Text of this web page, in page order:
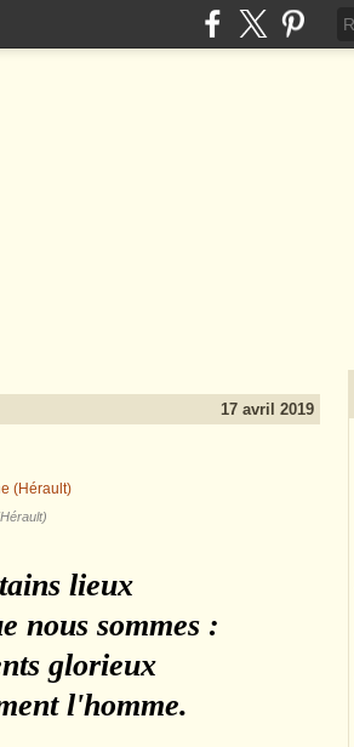
17 avril 2019
lieux
nous sommes :
glorieux
l'homme.